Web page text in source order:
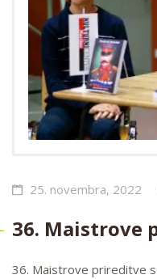
25. novembra, 2022
36. Maistrove
36. Maistrove prireditve